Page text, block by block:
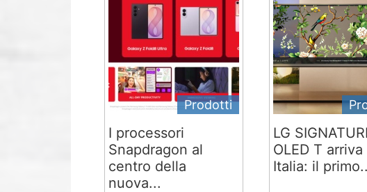
Prodotti
I processori
Snapdragon al
centro della
nuova...
LG
OLED T arriva
Italia: il